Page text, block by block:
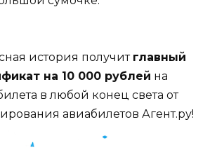
история получит главный
на 10 000 рублей на
в любой конец света от
авиабилетов Агент.ру!